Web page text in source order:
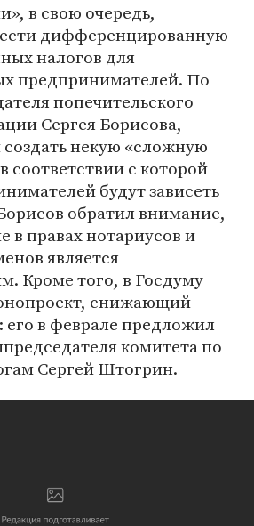
в свою очередь,
дифференцированную
налогов для
предпринимателей. По
попечительского
Сергея Борисова,
некую «сложную
соответствии с которой
будут зависеть
обратил внимание,
в правах нотариусов и
является
Кроме того, в Госдуму
снижающий
его в феврале предложил
комитета по
Сергей Штогрин.